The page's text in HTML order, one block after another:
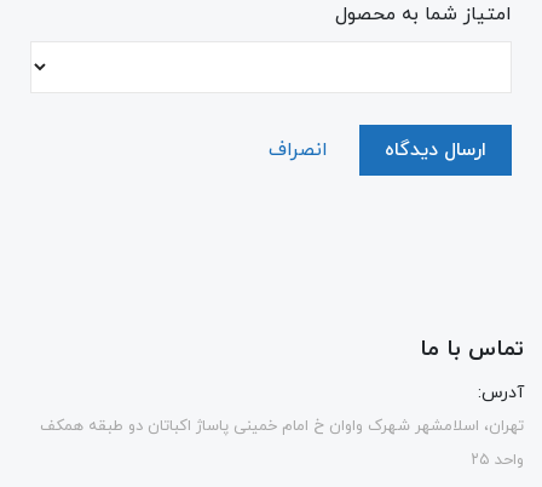
امتیاز شما به محصول
ارسال دیدگاه انصراف
تماس با ما
آدرس:
تهران، اسلامشهر شهرک واوان خ امام خمینی پاساژ اکباتان دو طبقه همکف
واحد ۲۵